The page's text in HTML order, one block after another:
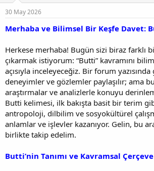
b
a
ş
t
a
n
g
ı
ç
r
i
h
i
30 May 2026
Merhaba ve Bilimsel Bir Keşfe Davet:
Herkese merhaba! Bugün sizi biraz farklı
çıkarmak istiyorum: “Butti” kavramını
açısıyla inceleyeceğiz. Bir forum
deneyimler ve gözlemler paylaşılır; ama
araştırmalar ve analizlerle konuyu
Butti kelimesi, ilk bakışta basit bir terim
antropoloji, dilbilim ve sosyokültürel
anlamlar ve işlevler kazanıyor. Gelin, bu
birlikte takip edelim.
Butti’nin Tanımı ve Kavramsal Çerçeve